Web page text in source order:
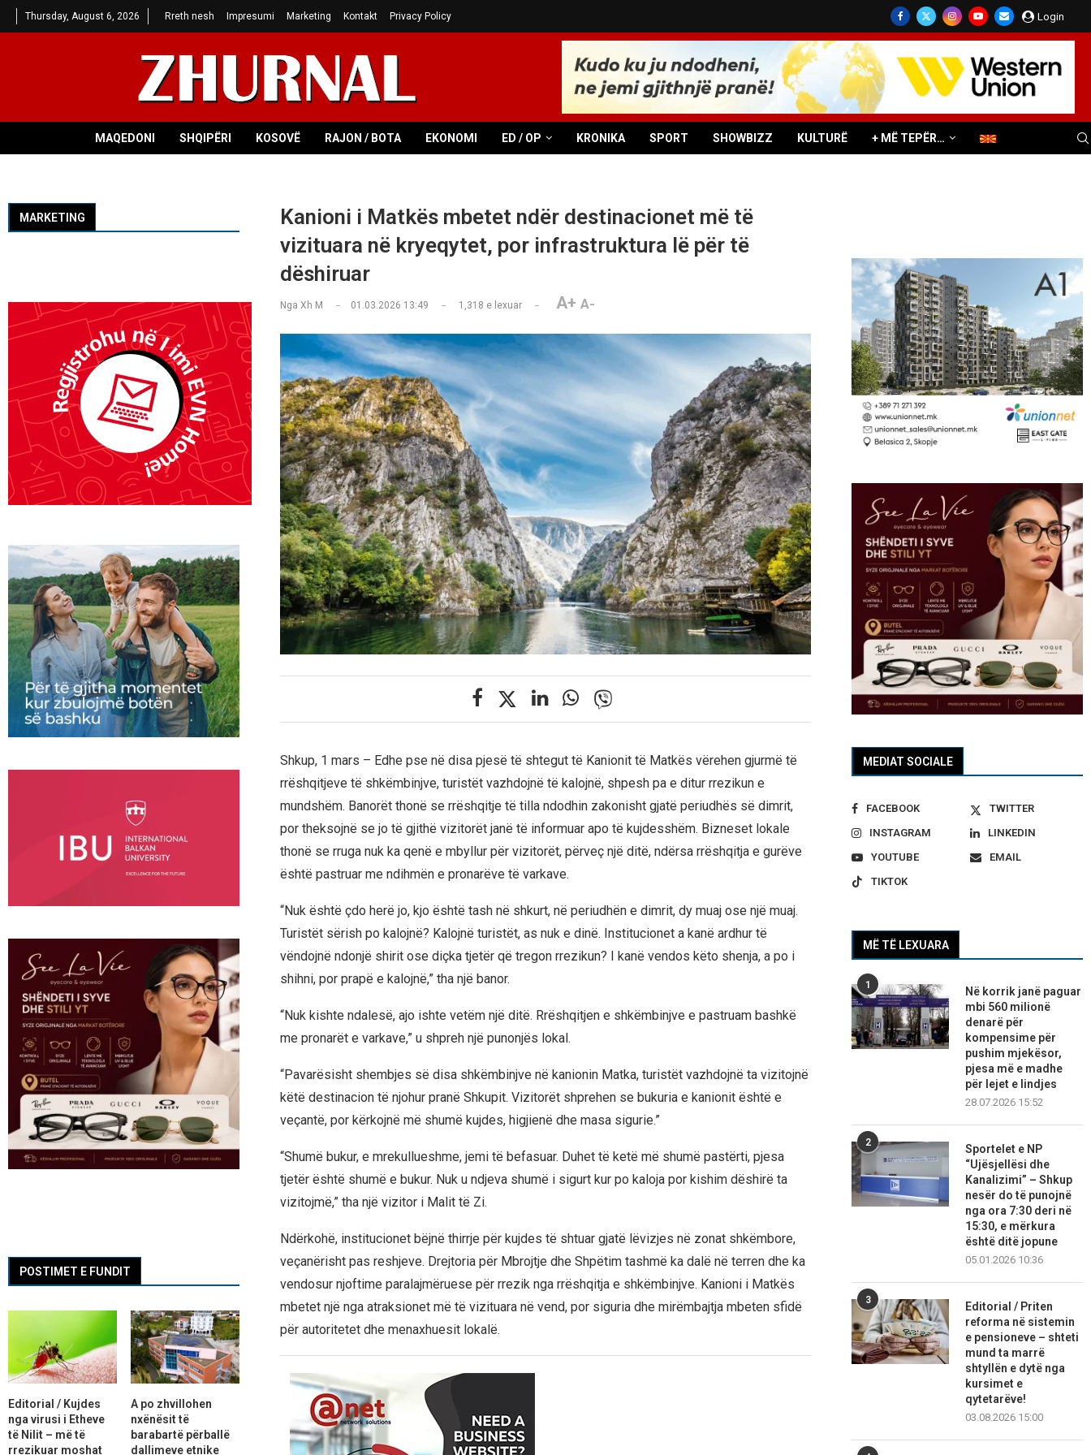
Thursday, August 6, 2026 Rreth nesh Impresumi Marketing Kontakt Privacy Policy Login
MAQEDONI SHQIPËRI KOSOVË RAJON / BOTA EKONOMI ED / OP KRONIKA SPORT SHOWBIZZ KULTURË + MË TEPËR…
Kanioni i Matkës mbetet ndër destinacionet më të
vizituara në kryeqytet, por infrastruktura lë për të
dëshiruar
Nga Xh M 01.03.2026 13:49 1,318 e lexuar A+ A-
Shkup, 1 mars – Edhe pse në disa pjesë të shtegut të Kanionit të Matkës vërehen gjurmë të
rrëshqitjeve të shkëmbinjve, turistët vazhdojnë të kalojnë, shpesh pa e ditur rrezikun e
mundshëm. Banorët thonë se rrëshqitje të tilla ndodhin zakonisht gjatë periudhës së dimrit,
por theksojnë se jo të gjithë vizitorët janë të informuar apo të kujdesshëm. Bizneset lokale
thonë se rruga nuk ka qenë e mbyllur për vizitorët, përveç një ditë, ndërsa rrëshqitja e gurëve
është pastruar me ndihmën e pronarëve të varkave.
“Nuk është çdo herë jo, kjo është tash në shkurt, në periudhën e dimrit, dy muaj ose një muaj.
Turistët sërish po kalojnë? Kalojnë turistët, as nuk e dinë. Institucionet a kanë ardhur të
vëndojnë ndonjë shirit ose diçka tjetër që tregon rrezikun? I kanë vendos këto shenja, a po i
shihni, por prapë e kalojnë,” tha një banor.
“Nuk kishte ndalesë, ajo ishte vetëm një ditë. Rrëshqitjen e shkëmbinjve e pastruam bashkë
me pronarët e varkave,” u shpreh një punonjës lokal.
“Pavarësisht shembjes së disa shkëmbinjve në kanionin Matka, turistët vazhdojnë ta vizitojnë
këtë destinacion të njohur pranë Shkupit. Vizitorët shprehen se bukuria e kanionit është e
veçantë, por kërkojnë më shumë kujdes, higjienë dhe masa sigurie.”
“Shumë bukur, e mrekullueshme, jemi të befasuar. Duhet të ketë më shumë pastërti, pjesa
tjetër është shumë e bukur. Nuk u ndjeva shumë i sigurt kur po kaloja por kishim dëshirë ta
vizitojmë,” tha një vizitor i Malit të Zi.
Ndërkohë, institucionet bëjnë thirrje për kujdes të shtuar gjatë lëvizjes në zonat shkëmbore,
veçanërisht pas reshjeve. Drejtoria për Mbrojtje dhe Shpëtim tashmë ka dalë në terren dhe ka
vendosur njoftime paralajmëruese për rrezik nga rrëshqitja e shkëmbinjve. Kanioni i Matkës
mbetet një nga atraksionet më të vizituara në vend, por siguria dhe mirëmbajtja mbeten sfidë
për autoritetet dhe menaxhuesit lokalë.
MEDIAT SOCIALE
FACEBOOK
TWITTER
INSTAGRAM
LINKEDIN
YOUTUBE
EMAIL
TIKTOK
MË TË LEXUARA
1
Në korrik janë paguar
mbi 560 milionë
denarë për
kompensime për
pushim mjekësor,
pjesa më e madhe
për lejet e lindjes
28.07.2026 15:52
2
Sportelet e NP
“Ujësjellësi dhe
Kanalizimi” – Shkup
nesër do të punojnë
nga ora 7:30 deri në
15:30, e mërkura
është ditë jopune
05.01.2026 10:36
3
Editorial / Priten
reforma në sistemin
e pensioneve – shteti
mund ta marrë
shtyllën e dytë nga
kursimet e
qytetarëve!
03.08.2026 15:00
MARKETING
POSTIMET E FUNDIT
Editorial / Kujdes
nga virusi i Etheve
të Nilit – më të
rrezikuar moshat
A po zhvillohen
nxënësit të
barabartë përballë
dallimeve etnike